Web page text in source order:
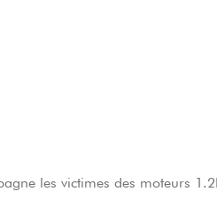
les victimes des moteurs